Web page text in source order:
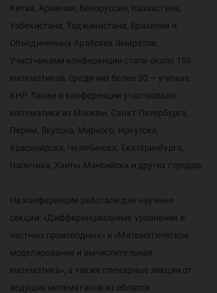
Китая, Армении, Белоруссии, Казахстана,
Узбекистана, Таджикистана, Бразилии и
Объединенных Арабских Эмиратов.
Участниками конференции стали около 150
математиков, среди них более 30 — учёные
КНР. Также в конференции участвовали
математики из Москвы, Санкт-Петербурга,
Перми, Якутска, Мирного, Иркутска,
Красноярска, Челябинска, Екатеринбурга,
Нальчика, Ханты-Мансийска и других городов.
На конференции работали две научные
секции: «Дифференциальные уравнения в
частных производных» и «Математическое
моделирование и вычислительная
математика», а также пленарные лекции от
ведущих математиков из области